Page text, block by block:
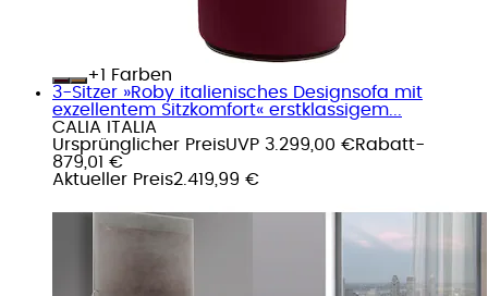
+
Farben
3-Sitzer »Roby italienisches Designsofa mit
exzellentem Sitzkomfort« erstklassigem...
CALIA ITALIA
Ursprünglicher PreisUVP 3.299,00 €Rabatt-
879,01 €
Aktueller Preis2.419,99 €